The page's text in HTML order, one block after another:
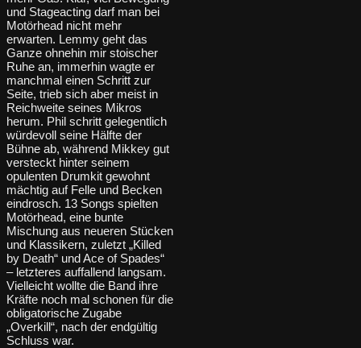
und Stageacting darf man bei
Motörhead nicht mehr
erwarten. Lemmy geht das
Ganze ohnehin mir stoischer
Ruhe an, immerhin wagte er
manchmal einen Schritt zur
Seite, trieb sich aber meist in
Reichweite seines Mikros
herum. Phil schritt gelegentlich
würdevoll seine Hälfte der
Bühne ab, während Mikkey gut
versteckt hinter seinem
opulenten Drumkit gewohnt
mächtig auf Felle und Becken
eindrosch. 13 Songs spielten
Motörhead, eine bunte
Mischung aus neueren Stücken
und Klassikern, zuletzt „Killed
by Death“ und Ace of Spades“
– letzteres auffallend langsam.
Vielleicht wollte die Band ihre
Kräfte noch mal schonen für die
obligatorische Zugabe
„Overkill“, nach der endgültig
Schluss war.